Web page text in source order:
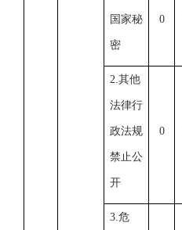
国家秘
密
0
2.其他
法律行
政法规
禁止公
开
0
3.危